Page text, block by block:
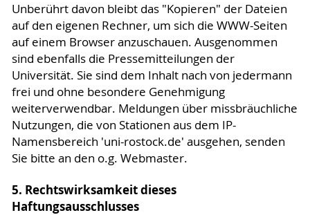
Unberührt davon bleibt das "Kopieren" der Dateien
auf den eigenen Rechner, um sich die WWW-Seiten
auf einem Browser anzuschauen. Ausgenommen
sind ebenfalls die Pressemitteilungen der
Universität. Sie sind dem Inhalt nach von jedermann
frei und ohne besondere Genehmigung
weiterverwendbar. Meldungen über missbräuchliche
Nutzungen, die von Stationen aus dem IP-
Namensbereich 'uni-rostock.de' ausgehen, senden
Sie bitte an den o.g. Webmaster.
5. Rechtswirksamkeit dieses
Haftungsausschlusses